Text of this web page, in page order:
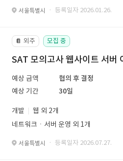
서울특별시 · 등록일자 2026.01.26.
📔 외주 모집 중
SAT 모의고사 웹사이트 서버
예상 금액
협의 후 결정
예상 기간
30일
개발
웹 외 2개
네트워크ㆍ서버 운영 외 1개
서울특별시 · 등록일자 2026.07.27.